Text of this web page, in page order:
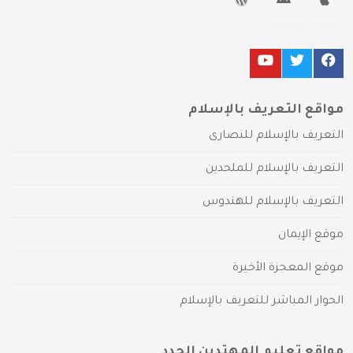
مواقع التعريف بالإسلام
التعريف بالإسلام للنصارى
التعريف بالإسلام للملحدين
التعريف بالإسلام للهندوس
موقع الإيمان
موقع المعجزة الأخيرة
الحوار المباشر للتعريف بالإسلام